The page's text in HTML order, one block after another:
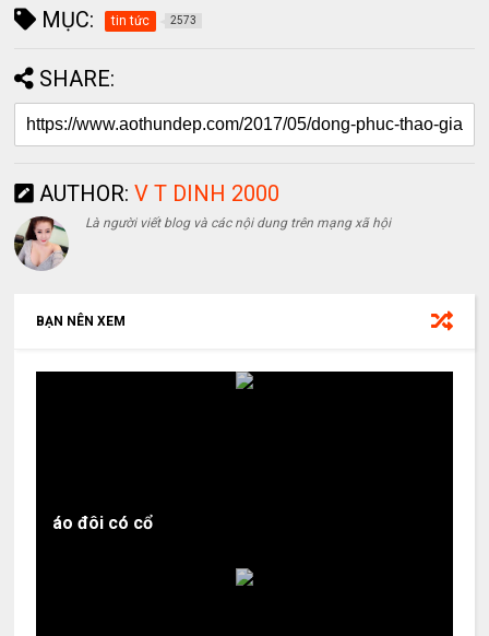
MỤC: tin tức 2573
SHARE:
AUTHOR: V T DINH 2000
Là người viết blog và các nội dung trên mạng xã hội
BẠN NÊN XEM
áo đôi có cổ